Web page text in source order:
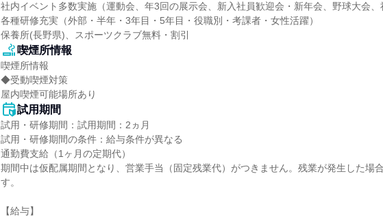
社内イベント多数実施（運動会、年3回の展示会、新入社員歓迎会・新年会、野球大会、
各種研修充実（外部・半年・3年目・5年目・役職別・考課者・女性活躍）
保養所(長野県)、スポーツクラブ無料・割引
喫煙所情報
喫煙所情報
◆受動喫煙対策
屋内喫煙可能場所あり
試用期間
試用・研修期間：試用期間：2ヵ月
試用・研修期間の条件：給与条件が異なる
通勤費支給（1ヶ月の定期代）
期間中は仮配属期間となり、営業手当（固定残業代）がつきません。残業が発生した場
す。
【給与】